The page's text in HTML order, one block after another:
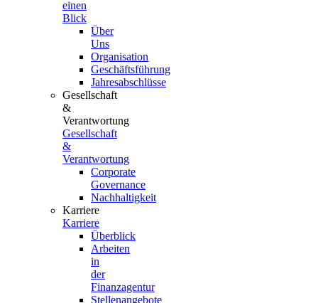
einen
Blick
Über
Uns
Organisation
Geschäftsführung
Jahresabschlüsse
Gesellschaft
&
Verantwortung
Gesellschaft
&
Verantwortung
Corporate
Governance
Nachhaltigkeit
Karriere
Karriere
Überblick
Arbeiten
in
der
Finanzagentur
Stellenangebote